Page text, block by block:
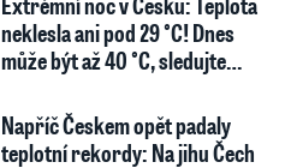
neklesla ani pod 29 °C! Dnes
může být až 40 °C, sledujte…
Napříč Českem opět padaly
teplotní rekordy: Na jihu Čech